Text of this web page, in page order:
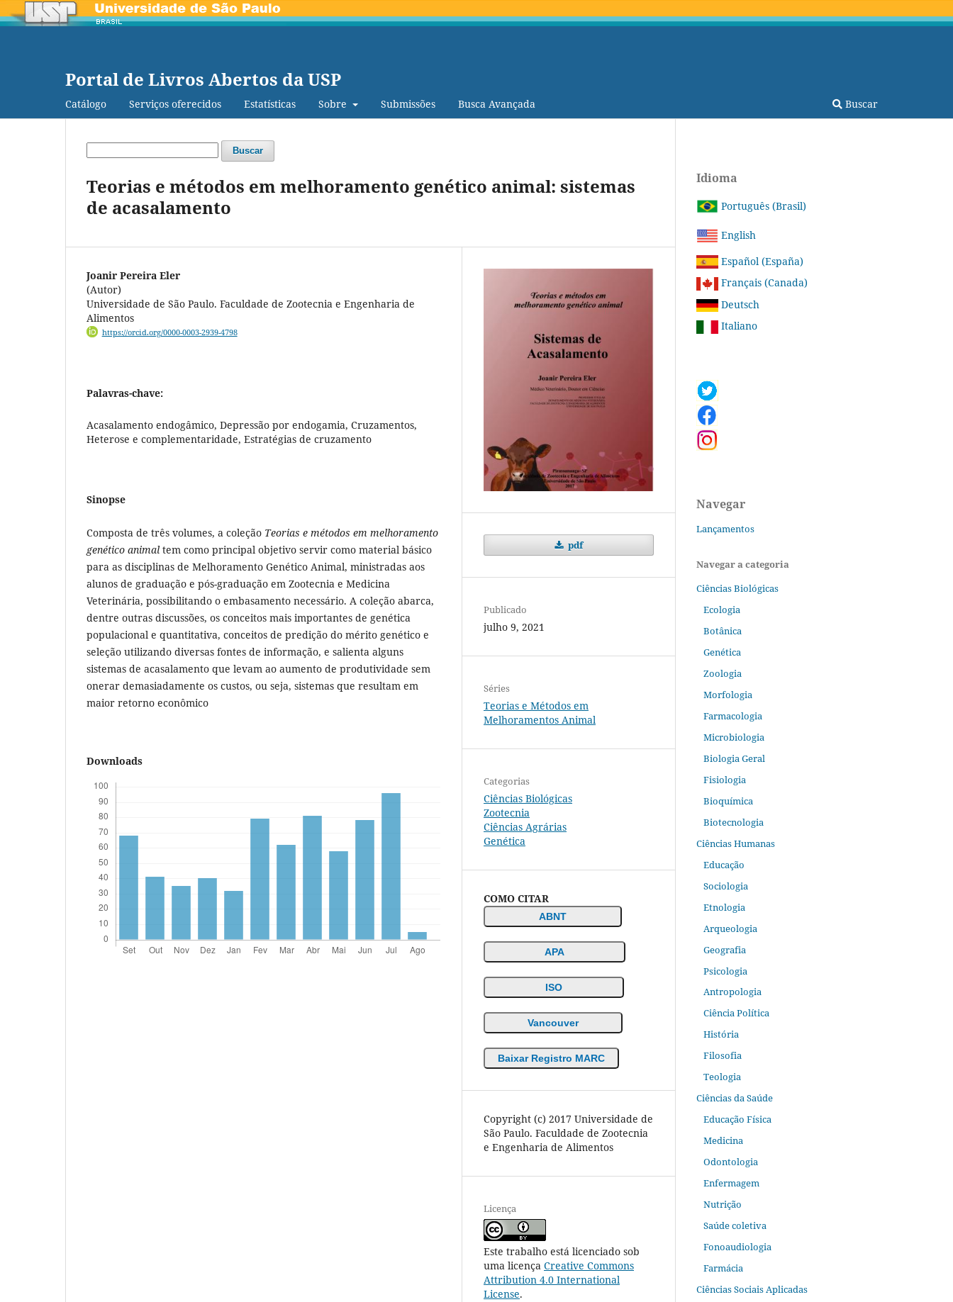
Portal de Livros Abertos da USP
Catálogo Serviços oferecidos Estatísticas Sobre Submissões Busca Avançada Buscar
Buscar
Teorias e métodos em melhoramento genético animal: sistemas
de acasalamento
Joanir Pereira Eler
(Autor)
Universidade de São Paulo. Faculdade de Zootecnia e Engenharia de
Alimentos
https://orcid.org/0000-0003-2939-4798
Palavras-chave:
Acasalamento endogâmico, Depressão por endogamia, Cruzamentos,
Heterose e complementaridade, Estratégias de cruzamento
Sinopse
Composta de três volumes, a coleção Teorias e métodos em melhoramento
genético animal tem como principal objetivo servir como material básico
para as disciplinas de Melhoramento Genético Animal, ministradas aos
alunos de graduação e pós-graduação em Zootecnia e Medicina
Veterinária, possibilitando o embasamento necessário. A coleção abarca,
dentre outras discussões, os conceitos mais importantes de genética
populacional e quantitativa, conceitos de predição do mérito genético e
seleção utilizando diversas fontes de informação, e salienta alguns
sistemas de acasalamento que levam ao aumento de produtividade sem
onerar demasiadamente os custos, ou seja, sistemas que resultam em
maior retorno econômico
Downloads
pdf
Publicado
julho 9, 2021
Séries
Teorias e Métodos em
Melhoramentos Animal
Categorias
Ciências Biológicas
Zootecnia
Ciências Agrárias
Genética
COMO CITAR
ABNT
APA
ISO
Vancouver
Baixar Registro MARC
Copyright (c) 2017 Universidade de
São Paulo. Faculdade de Zootecnia
e Engenharia de Alimentos
Licença
Este trabalho está licenciado sob
uma licença Creative Commons
Attribution 4.0 International
License.
Idioma
Português (Brasil)
English
Español (España)
Français (Canada)
Deutsch
Italiano
Navegar
Lançamentos
Navegar a categoria
Ciências Biológicas
Ecologia
Botânica
Genética
Zoologia
Morfologia
Farmacologia
Microbiologia
Biologia Geral
Fisiologia
Bioquímica
Biotecnologia
Ciências Humanas
Educação
Sociologia
Etnologia
Arqueologia
Geografia
Psicologia
Antropologia
Ciência Política
História
Filosofia
Teologia
Ciências da Saúde
Educação Física
Medicina
Odontologia
Enfermagem
Nutrição
Saúde coletiva
Fonoaudiologia
Farmácia
Ciências Sociais Aplicadas